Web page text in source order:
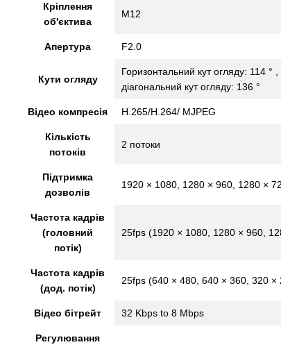
Кріплення
об'єктива
М12
Апертура F2.0
Кути огляду
Горизонтальний кут огляду: 114 °
діагональний кут огляду: 136 °
Відео компресія H.265/H.264/ MJPEG
Кількість
потоків
2 потоки
Підтримка
дозволів
1920 × 1080, 1280 × 960, 1280 ×
Частота кадрів
(головний
потік)
25fps (1920 × 1080, 1280 × 960,
Частота кадрів
(дод. потік)
25fps (640 × 480, 640 × 360, 320 ×
Відео бітрейт 32 Kbps to 8 Mbps
Регулювання